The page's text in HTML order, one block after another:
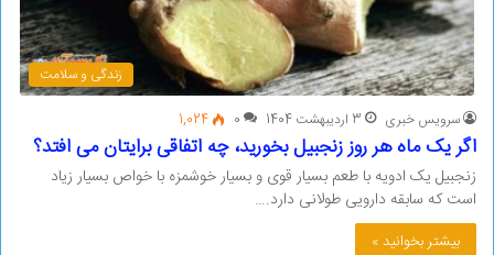
زندگی و سلامت
سرویس خبری 3 اردیبهشت 1404 0
1,024
اگر یک ماه هر روز زنجبیل بخورید، چه اتفاقی برایتان می افتد؟
زنجبیل یک ادویه با طعم بسیار قوی و بسیار خوشمزه با خواص بسیار زیاد
است که سابقه دارویی طولانی دارد.…
بیشتر بخوانید »